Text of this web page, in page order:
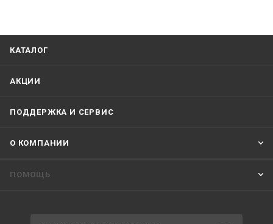
КАТАЛОГ
АКЦИИ
ПОДДЕРЖКА И СЕРВИС
О КОМПАНИИ
ПОМОЩЬ